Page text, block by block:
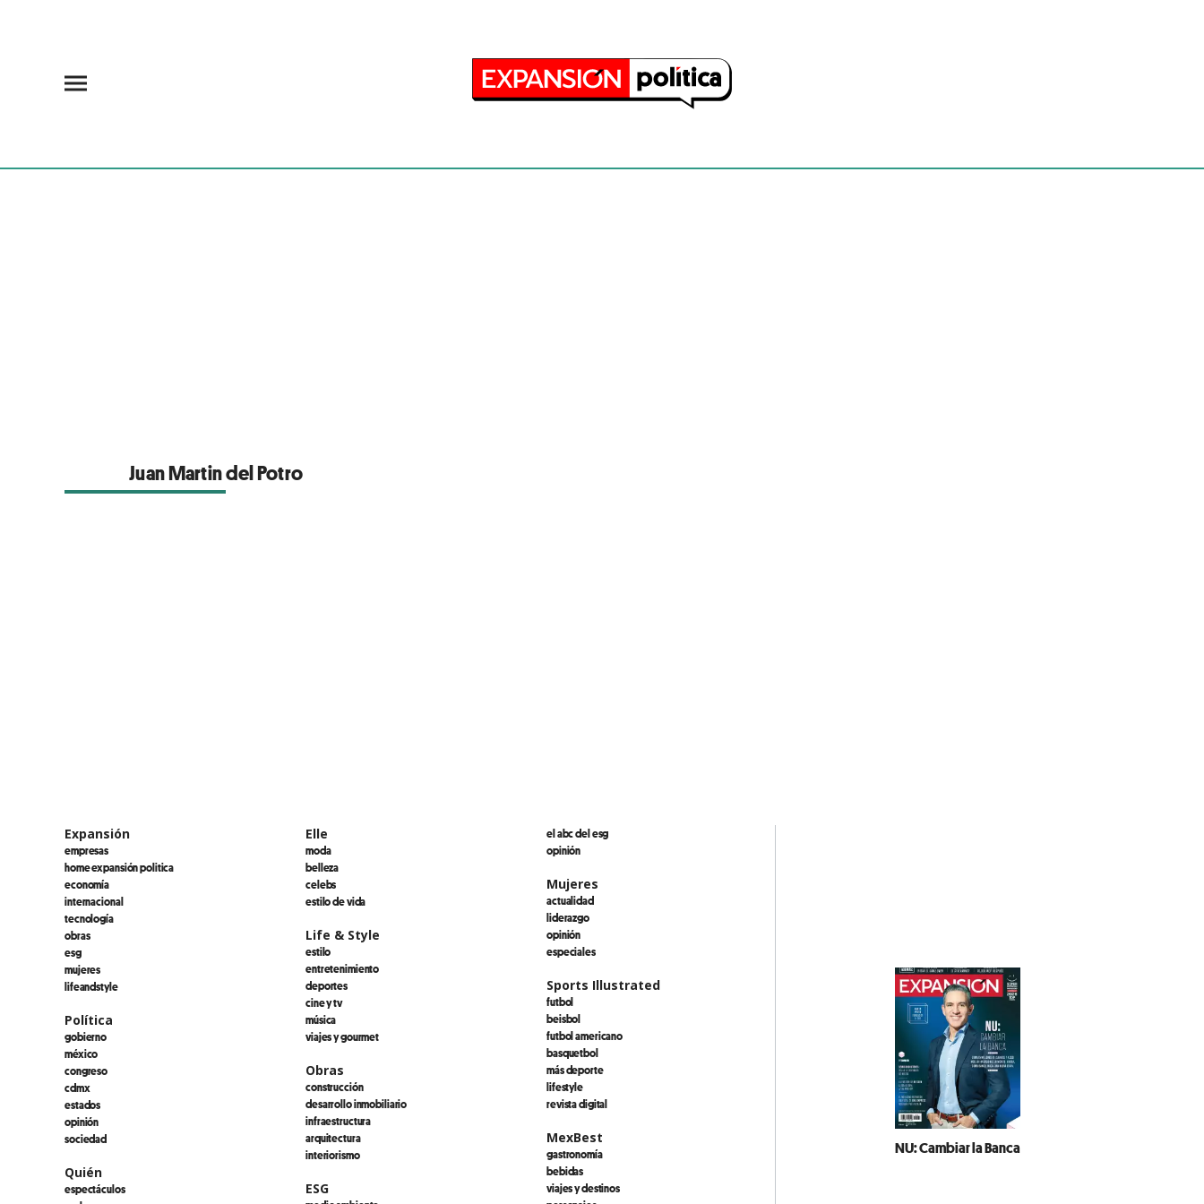
Juan Martin del Potro
Expansión
empresas
home expansión politica
economía
internacional
tecnología
obras
esg
mujeres
lifeandstyle
Política
gobierno
méxico
congreso
cdmx
estados
opinión
sociedad
Quién
espectáculos
Elle
moda
belleza
celebs
estilo de vida
Life & Style
estilo
entretenimiento
deportes
cine y tv
música
viajes y gourmet
Obras
construcción
desarrollo inmobiliario
infraestructura
arquitectura
interiorismo
ESG
el abc del esg
opinión
Mujeres
actualidad
liderazgo
opinión
especiales
Sports Illustrated
futbol
beisbol
futbol americano
basquetbol
más deporte
lifestyle
revista digital
MexBest
gastronomía
bebidas
viajes y destinos
NU: Cambiar la Banca